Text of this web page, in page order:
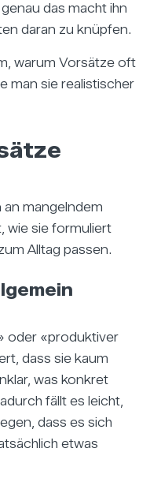
das macht ihn
daran zu knüpfen.
warum Vorsätze oft
man sie realistischer
mangelndem
wie sie formuliert
Alltag passen.
oder «produktiver
dass sie kaum
was konkret
fällt es leicht,
dass es sich
etwas